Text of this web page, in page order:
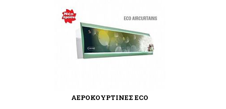
ΑΕΡΟΚΟΥΡΤΙΝΕΣ ECO